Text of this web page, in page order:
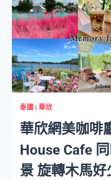
市】
蟬
鳴
創
市
集
CICADA
MARKET
食/
頭
表
演/
泰國 |華欣
華欣網美咖啡
House Cafe
景 旋轉木馬好